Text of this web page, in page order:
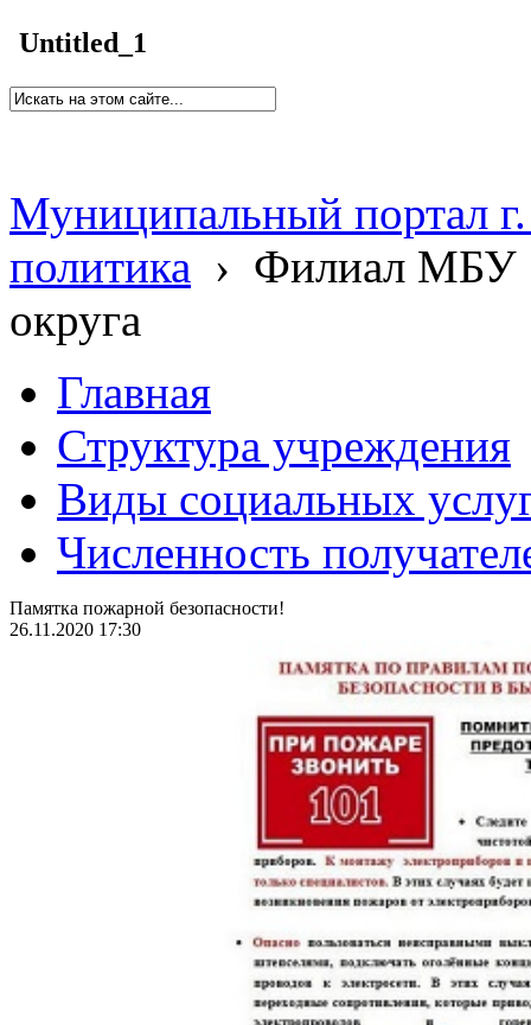
Untitled_1
Муниципальный портал
политика › Филиал МБУ
округа
Главная
Структура учреждения
Виды социальных
Численность
Памятка пожарной безопасности!
26.11.2020 17:30